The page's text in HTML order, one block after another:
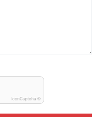
IconCaptcha ©